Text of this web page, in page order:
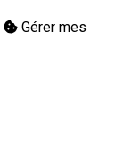
Gérer mes